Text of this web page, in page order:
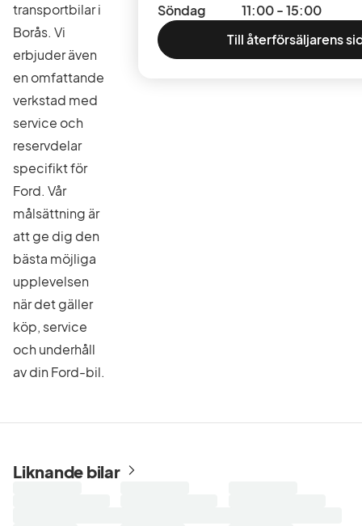
transportbilar i
Borås. Vi
erbjuder även
en omfattande
verkstad med
service och
reservdelar
specifikt för
Ford. Vår
målsättning är
att ge dig den
bästa möjliga
upplevelsen
när det gäller
köp, service
och underhåll
av din Ford-bil.
Söndag
11:00 - 15:00
Till återförsäljarens
Liknande bilar